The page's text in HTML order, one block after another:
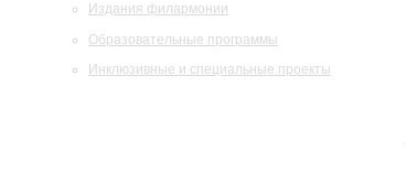
Издания филармонии
Образовательные программы
Инклюзивные и специальные проекты